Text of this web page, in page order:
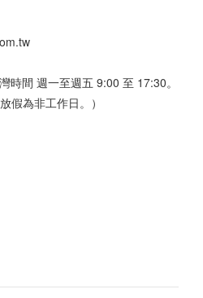
時間 週一至週五 9:00 至 17:30。
假為非工作日。）